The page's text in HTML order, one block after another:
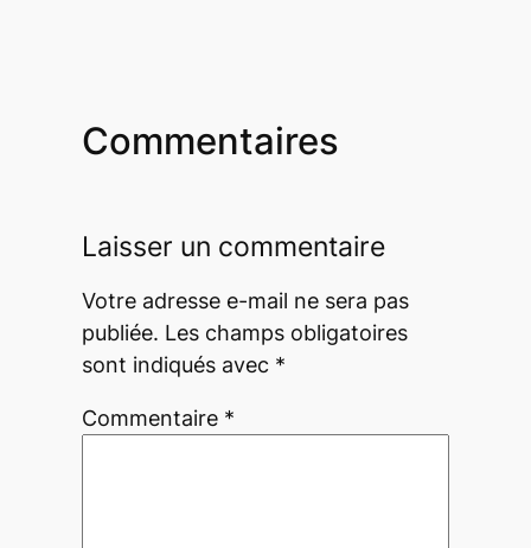
Commentaires
Laisser un commentaire
Votre adresse e-mail ne sera pas
publiée. Les champs obligatoires
sont indiqués avec *
Commentaire *